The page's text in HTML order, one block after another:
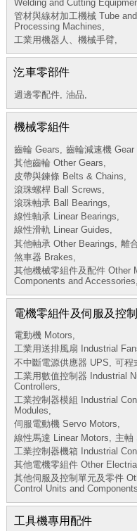
Welding and Cutting
管材與線材加工機械 Tube
Processing Machines,
工業用機器人、機械手臂,
汔車零部件
週邊零配件, 油品,
機械零組件
齒輪 Gears, 齒輪減速機 Gear
其他齒輪 Other Gears,
皮帶與鍊條 Belts & Chains,
滾珠螺桿 Ball Screws,
滾珠軸承 Ball Bearings,
線性軸承 Linear Bearings,
線性滑軌 Linear Guides,
其他軸承 Other Bearings, 離
煞車器 Brakes,
其他機械零組件及配件 Other
Components and Accessories,
電機零組件及伺服及控
電動機 Motors,
工業用送排風扇 Industrial
不中斷電源供應器 UPS, 可程
工業用數值控制器 Industrial
Controllers,
工業控制器模組 Industrial
Modules,
伺服電動機 Servo Motors,
線性馬達 Linear Motors, 主軸
工業控制器機箱 Industrial
其他電機零組件 Other
其他伺服及控制單元及零件
Control Units and
工具機專用配件